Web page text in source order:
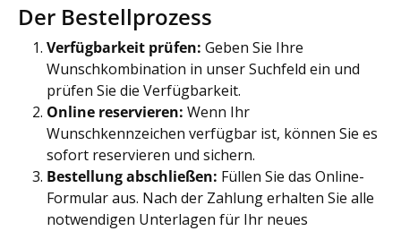
Der Bestellprozess
Verfügbarkeit prüfen: Geben Sie Ihre
Wunschkombination in unser Suchfeld ein und
prüfen Sie die Verfügbarkeit.
Online reservieren: Wenn Ihr
Wunschkennzeichen verfügbar ist, können Sie es
sofort reservieren und sichern.
Bestellung abschließen: Füllen Sie das Online-
Formular aus. Nach der Zahlung erhalten Sie alle
notwendigen Unterlagen für Ihr neues